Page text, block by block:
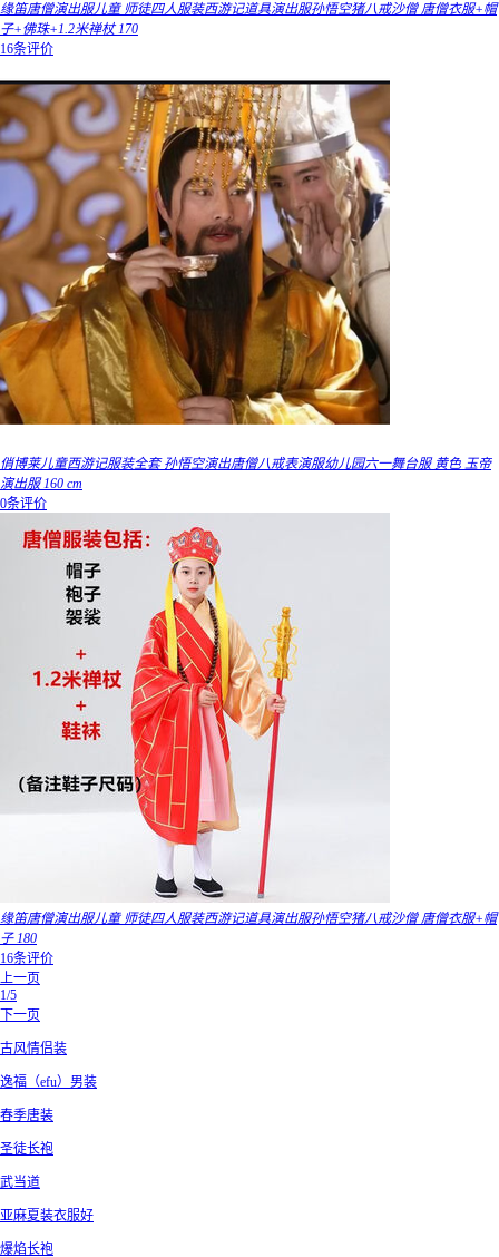
缘笛唐僧演出服儿童 师徒四人服装西游记道具演出服孙悟空猪八戒沙僧 唐僧衣服+帽
子+佛珠+1.2米禅杖 170
16条评价
俏博莱儿童西游记服装全套 孙悟空演出唐僧八戒表演服幼儿园六一舞台服 黄色 玉帝
演出服 160 cm
0条评价
缘笛唐僧演出服儿童 师徒四人服装西游记道具演出服孙悟空猪八戒沙僧 唐僧衣服+帽
子 180
16条评价
上一页
1/5
下一页
古风情侣装
逸福（efu）男装
春季唐装
圣徒长袍
武当道
亚麻夏装衣服好
爆焰长袍